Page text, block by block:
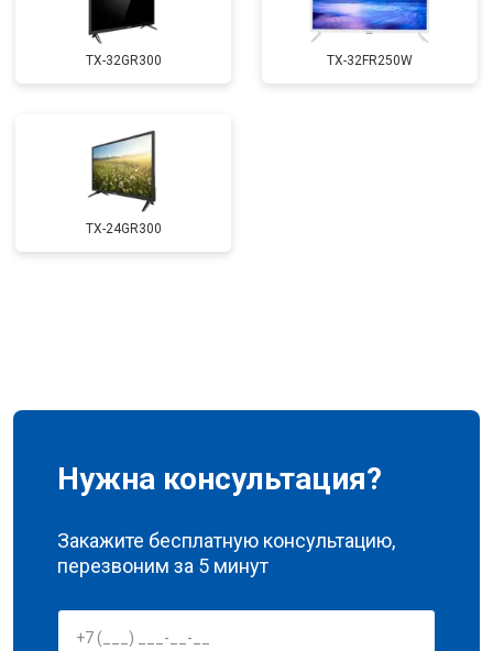
TX-32GR300 TX-32FR250W
TX-24GR300
Нужна консультация?
Закажите бесплатную консультацию,
перезвоним за 5 минут